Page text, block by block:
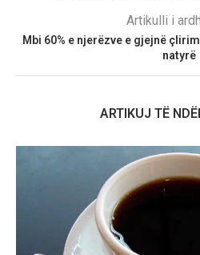
Artikulli i
Mbi 60% e njerëzve e gjejnë
natyrë
ARTIKUJ TË